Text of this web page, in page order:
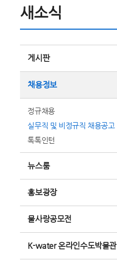
새소식
게시판
채용정보
정규채용
실무직 및 비정규직 채용공고
톡톡인턴
뉴스룸
홍보광장
물사랑공모전
K-water 온라인수도박물관